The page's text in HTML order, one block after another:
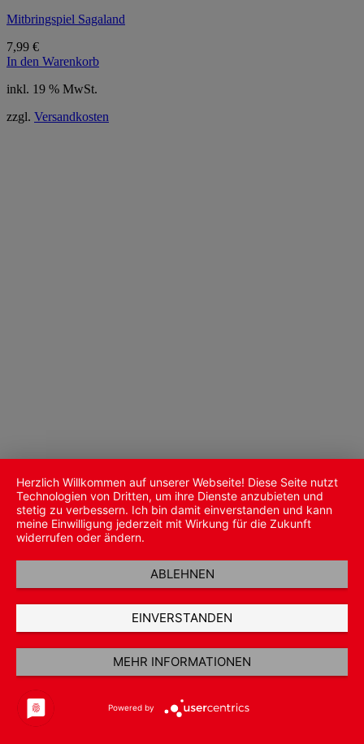
Mitbringspiel Sagaland
7,99 €
In den Warenkorb
inkl. 19 % MwSt.
zzgl. Versandkosten
Herzlich Willkommen auf unserer Webseite! Diese Seite nutzt
Technologien von Dritten, um ihre Dienste anzubieten und
stetig zu verbessern. Ich bin damit einverstanden und kann
meine Einwilligung jederzeit mit Wirkung für die Zukunft
widerrufen oder ändern.
ABLEHNEN
EINVERSTANDEN
MEHR INFORMATIONEN
Powered by